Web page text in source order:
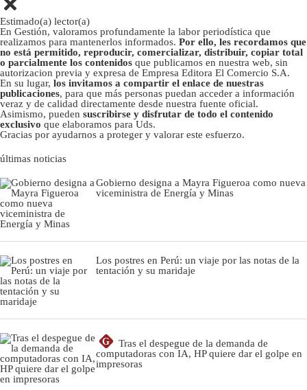
Estimado(a) lector(a)
En Gestión, valoramos profundamente la labor periodística que
realizamos para mantenerlos informados. Por ello, les recordamos que
no está permitido, reproducir, comercializar, distribuir, copiar total
o parcialmente los contenidos que publicamos en nuestra web, sin
autorizacion previa y expresa de Empresa Editora El Comercio S.A.
En su lugar, los invitamos a compartir el enlace de nuestras
publicaciones, para que más personas puedan acceder a información
veraz y de calidad directamente desde nuestra fuente oficial.
Asimismo, pueden suscribirse y disfrutar de todo el contenido
exclusivo que elaboramos para Uds.
Gracias por ayudarnos a proteger y valorar este esfuerzo.
últimas noticias
Gobierno designa a Mayra Figueroa como nueva
viceministra de Energía y Minas
Los postres en Perú: un viaje por las notas de la
tentación y su maridaje
G
Tras el despegue de la demanda de
computadoras con IA, HP quiere dar el golpe en
impresoras